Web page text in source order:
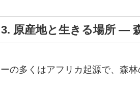
原産地と生きる場所 ―
の多くはアフリカ起源で、森